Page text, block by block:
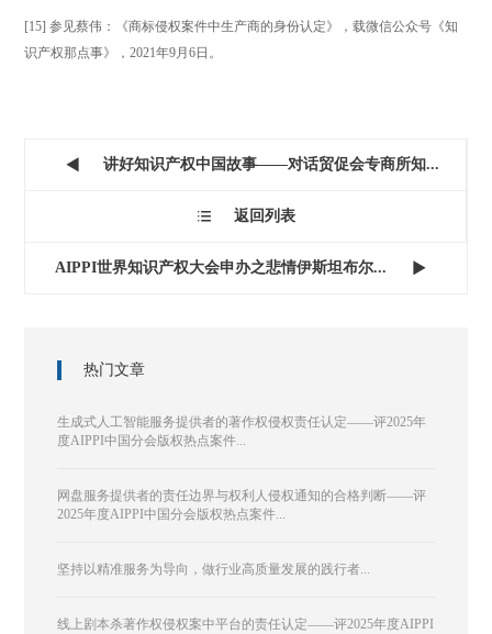
[15] 参见蔡伟：《商标侵权案件中生产商的身份认定》，载微信公众号《知
识产权那点事》，2021年9月6日。
 讲好知识产权中国故事——对话贸促会专商所知...
 返回列表
AIPPI世界知识产权大会申办之悲情伊斯坦布尔... 
热门文章
生成式人工智能服务提供者的著作权侵权责任认定——评2025年
度AIPPI中国分会版权热点案件...
网盘服务提供者的责任边界与权利人侵权通知的合格判断——评
2025年度AIPPI中国分会版权热点案件...
坚持以精准服务为导向，做行业高质量发展的践行者...
线上剧本杀著作权侵权案中平台的责任认定——评2025年度AIPPI